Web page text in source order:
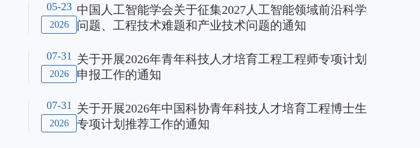
05-23
2026
中国人工智能学会关于征集2027人工智能领域前沿科学
问题、工程技术难题和产业技术问题的通知
07-31
2026
关于开展2026年青年科技人才培育工程工程师专项计划
申报工作的通知
07-31
2026
关于开展2026年中国科协青年科技人才培育工程博士生
专项计划推荐工作的通知